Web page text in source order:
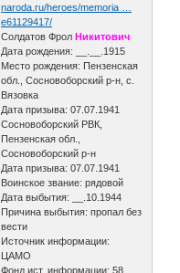
naroda.ru/heroes/memoria …
e61129417/
Солдатов ФролНикитович
Дата рождения: __.__.1915
Место рождения: Пензенская
обл., Сосновоборский р-н, с.
Вязовка
Дата призыва: 07.07.1941
Сосновоборский РВК,
Пензенская обл.,
Сосновоборский р-н
Дата призыва: 07.07.1941
Воинское звание: рядовой
Дата выбытия: __.10.1944
Причина выбытия: пропал без
вести
Источник информации:
ЦАМО
Фонд ист. информации: 58